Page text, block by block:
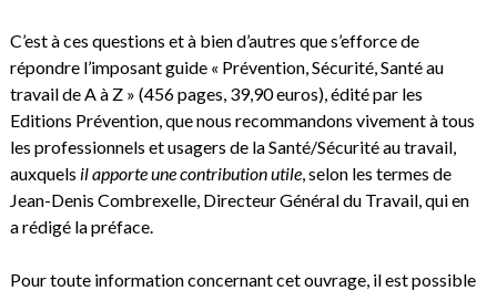
C’est à ces questions et à bien d’autres que s’efforce de
répondre l’imposant guide « Prévention, Sécurité, Santé au
travail de A à Z » (456 pages, 39,90 euros), édité par les
Editions Prévention, que nous recommandons vivement à tous
les professionnels et usagers de la Santé/Sécurité au travail,
auxquels il apporte une contribution utile, selon les termes de
Jean-Denis Combrexelle, Directeur Général du Travail, qui en
a rédigé la préface.
Pour toute information concernant cet ouvrage, il est possible